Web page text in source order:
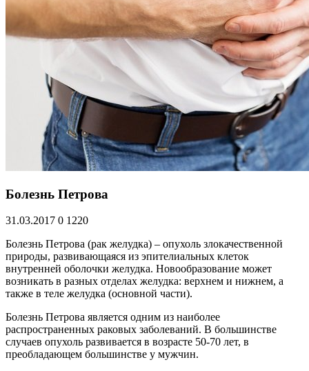
Болезнь Петрова
31.03.2017 0 1220
Болезнь Петрова (рак желудка) – опухоль злокачественной
природы, развивающаяся из эпителиальных клеток
внутренней оболочки желудка. Новообразование может
возникать в разных отделах желудка: верхнем и нижнем, а
также в теле желудка (основной части).
Болезнь Петрова является одним из наиболее
распространенных раковых заболеваний. В большинстве
случаев опухоль развивается в возрасте 50-70 лет, в
преобладающем большинстве у мужчин.